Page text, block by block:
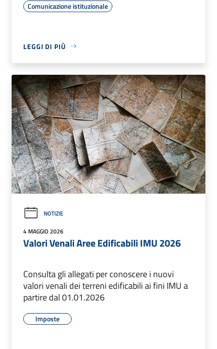
Comunicazione istituzionale
LEGGI DI PIÙ
NOTIZIE
4 MAGGIO 2026
Valori Venali Aree Edificabili IMU 2026
Consulta gli allegati per conoscere i nuovi
valori venali dei terreni edificabili ai fini IMU a
partire dal 01.01.2026
Imposte